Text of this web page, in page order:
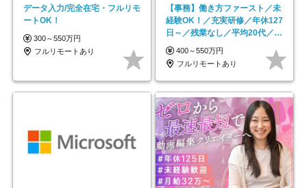
データ入力/完全在宅・フルリモ
ートOK！
300～550万円
フルリモートあり
【事務】働き方ファースト／未
経験OK！／充実研修／年休127
日～／残業なし／平均20代／リ
モートOK
400～550万円
フルリモートあり